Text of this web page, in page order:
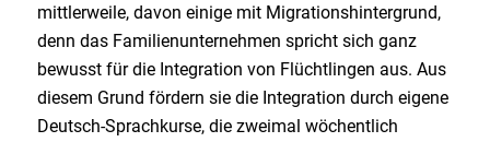
mittlerweile, davon einige mit Migrationshintergrund,
denn das Familienunternehmen spricht sich ganz
bewusst für die Integration von Flüchtlingen aus. Aus
diesem Grund fördern sie die Integration durch eigene
Deutsch-Sprachkurse, die zweimal wöchentlich